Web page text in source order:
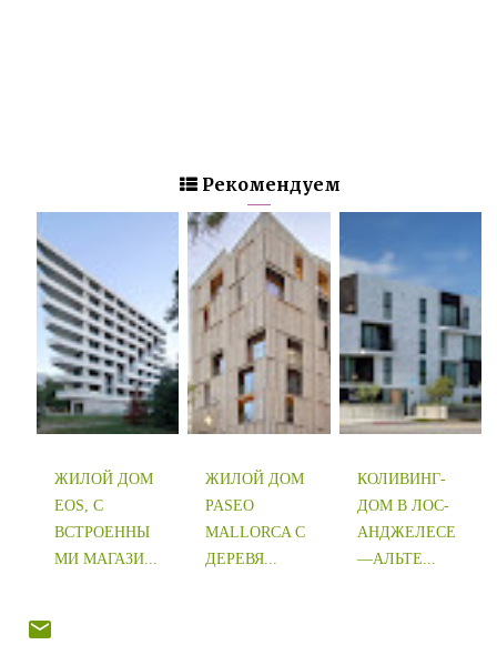
Рекомендуем
ЖИЛОЙ ДОМ
EOS, С
ВСТРОЕННЫ
МИ МАГАЗИ...
ЖИЛОЙ ДОМ
PASEO
MALLORCA С
ДЕРЕВЯ...
КОЛИВИНГ-
ДОМ В ЛОС-
АНДЖЕЛЕСЕ
—АЛЬТЕ...